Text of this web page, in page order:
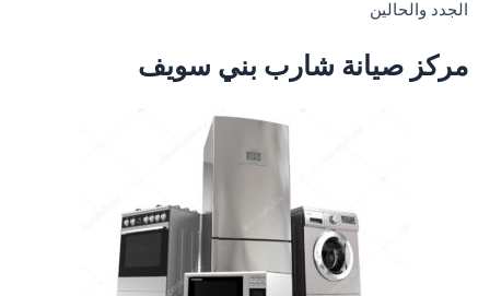
الجدد والحالين
مركز صيانة شارب بني سويف